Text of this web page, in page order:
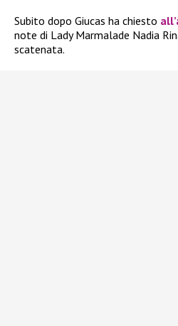
Subito dopo Giucas ha chiesto
note di Lady Marmalade Nadia
scatenata.